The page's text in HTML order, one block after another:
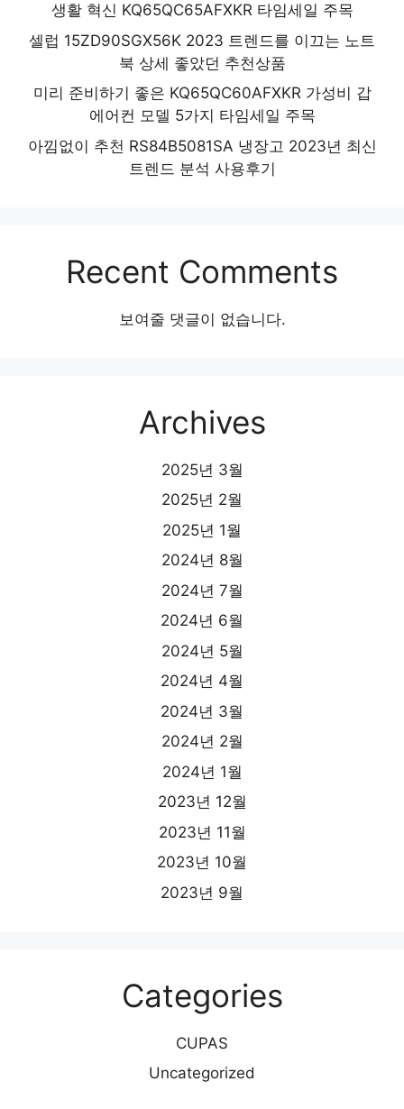
생활 혁신 KQ65QC65AFXKR 타임세일 주목
셀럽 15ZD90SGX56K 2023 트렌드를 이끄는 노트
북 상세 좋았던 추천상품
미리 준비하기 좋은 KQ65QC60AFXKR 가성비 갑
에어컨 모델 5가지 타임세일 주목
아낌없이 추천 RS84B5081SA 냉장고 2023년 최신
트렌드 분석 사용후기
Recent Comments
보여줄 댓글이 없습니다.
Archives
2025년 3월
2025년 2월
2025년 1월
2024년 8월
2024년 7월
2024년 6월
2024년 5월
2024년 4월
2024년 3월
2024년 2월
2024년 1월
2023년 12월
2023년 11월
2023년 10월
2023년 9월
Categories
CUPAS
Uncategorized